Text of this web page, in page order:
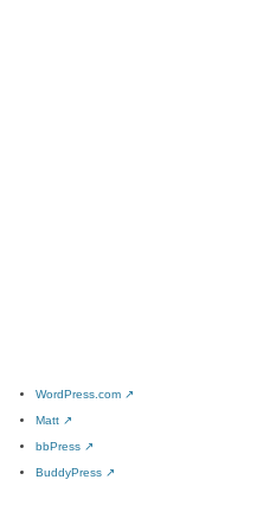
WordPress.com ↗
Matt ↗
bbPress ↗
BuddyPress ↗